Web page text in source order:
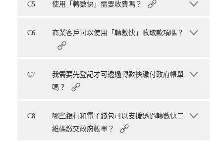
C5 使用「轉數快」需要收費嗎？
C6 商業客戶可以使用「轉數快」收取款項嗎？
C7
我需要先登記才可透過轉數快繳付政府帳單
嗎？
C8
哪些銀行和電子錢包可以支援透過轉數快二
維碼繳交政府帳單？